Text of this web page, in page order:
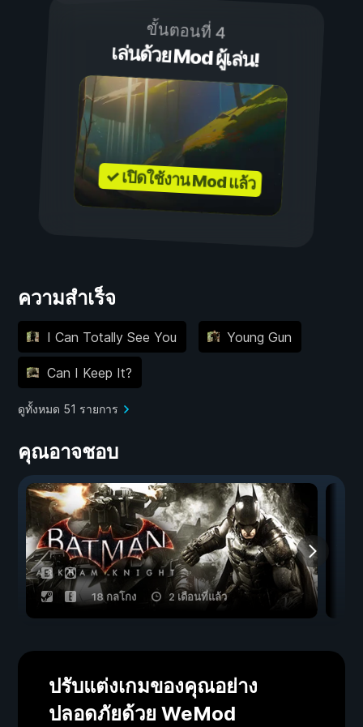
ขั้นตอนที่ 4
เล่นด้วย Mod ผู้เล่น!
✓ เปิดใช้งาน Mod แล้ว
ความสำเร็จ
I Can Totally See You Young Gun
Can I Keep It?
ดูทั้งหมด 51 รายการ
คุณอาจชอบ
18 กลโกง 2 เดือนที่แล้ว
ปรับแต่งเกมของคุณอย่าง
ปลอดภัยด้วย WeMod